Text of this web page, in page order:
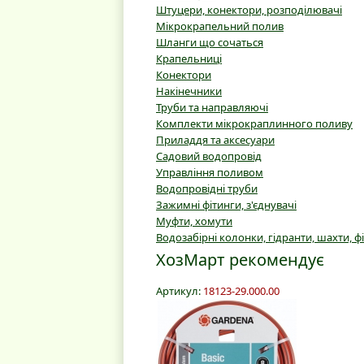
Штуцери, конектори, розподілювачі
Мікрокрапельний полив
Шланги що сочаться
Крапельниці
Конектори
Накінечники
Труби та направляючі
Комплекти мікрокраплинного поливу
Приладдя та аксесуари
Садовий водопровід
Управління поливом
Водопровідні труби
Зажимні фітинги, з'єднувачі
Муфти, хомути
Водозабірні колонки, гідранти, шахти,
ХозМарт рекомендує
Артикул: 18123-29.000.00